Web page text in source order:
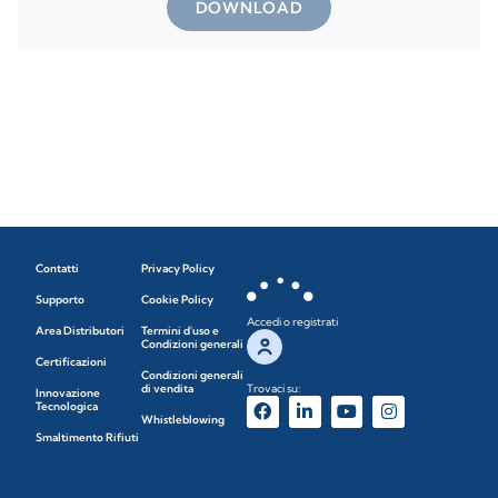
DOWNLOAD
Contatti
Supporto
Area Distributori
Certificazioni
Innovazione
Tecnologica
Smaltimento Rifiuti
Privacy Policy
Cookie Policy
Termini d'uso e
Condizioni generali
Condizioni generali
di vendita
Whistleblowing
Accedi o registrati
Trovaci su: